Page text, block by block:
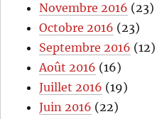
Novembre 2016 (23)
Octobre 2016 (23)
Septembre 2016 (12)
Août 2016 (16)
Juillet 2016 (19)
Juin 2016 (22)